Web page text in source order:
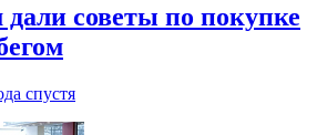
дали советы по покупке
спустя